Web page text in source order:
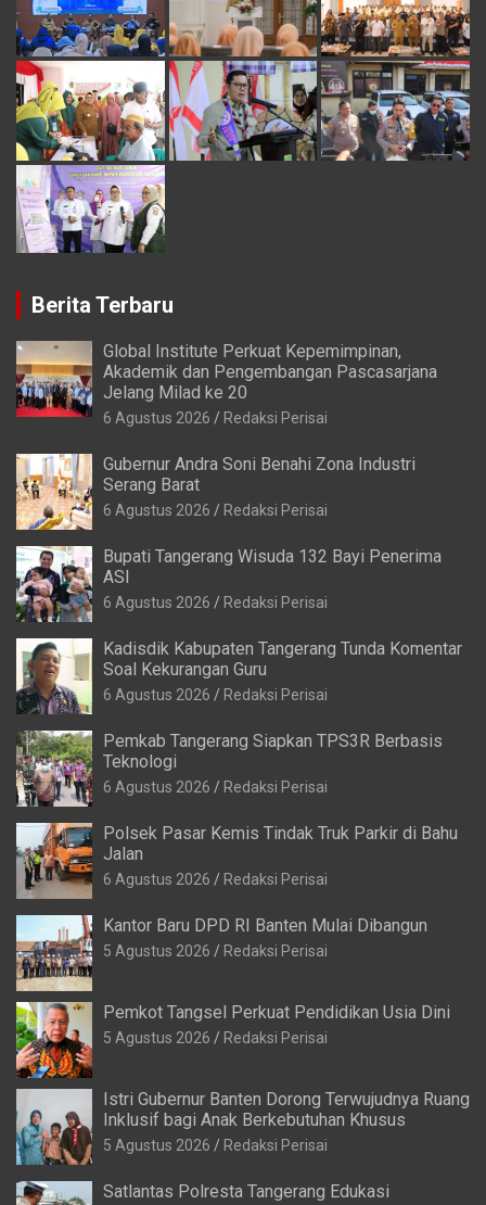
Berita Terbaru
Global Institute Perkuat Kepemimpinan,
Akademik dan Pengembangan Pascasarjana
Jelang Milad ke 20
6 Agustus 2026 Redaksi Perisai
Gubernur Andra Soni Benahi Zona Industri
Serang Barat
6 Agustus 2026 Redaksi Perisai
Bupati Tangerang Wisuda 132 Bayi Penerima
ASI
6 Agustus 2026 Redaksi Perisai
Kadisdik Kabupaten Tangerang Tunda Komentar
Soal Kekurangan Guru
6 Agustus 2026 Redaksi Perisai
Pemkab Tangerang Siapkan TPS3R Berbasis
Teknologi
6 Agustus 2026 Redaksi Perisai
Polsek Pasar Kemis Tindak Truk Parkir di Bahu
Jalan
6 Agustus 2026 Redaksi Perisai
Kantor Baru DPD RI Banten Mulai Dibangun
5 Agustus 2026 Redaksi Perisai
Pemkot Tangsel Perkuat Pendidikan Usia Dini
5 Agustus 2026 Redaksi Perisai
Istri Gubernur Banten Dorong Terwujudnya Ruang
Inklusif bagi Anak Berkebutuhan Khusus
5 Agustus 2026 Redaksi Perisai
Satlantas Polresta Tangerang Edukasi